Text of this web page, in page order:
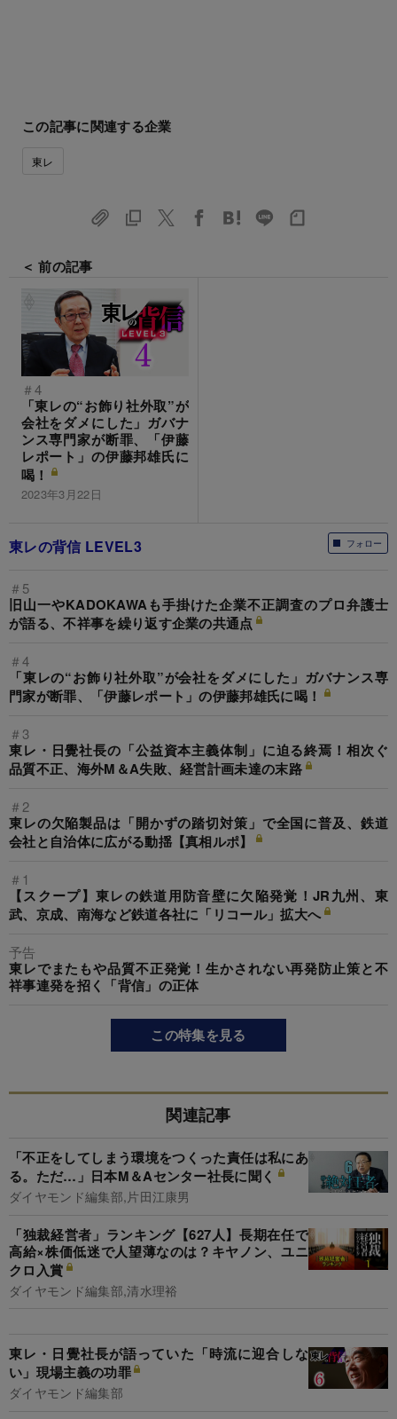
この記事に関連する企業
東レ
＜ 前の記事
＃4
「東レの“お飾り社外取”が
会社をダメにした」ガバナ
ンス専門家が断罪、「伊藤
レポート」の伊藤邦雄氏に
喝！
2023年3月22日
フォロー
東レの背信 LEVEL3
＃5
旧山一やKADOKAWAも手掛けた企業不正調査のプロ弁護士
が語る、不祥事を繰り返す企業の共通点
＃4
「東レの“お飾り社外取”が会社をダメにした」ガバナンス専
門家が断罪、「伊藤レポート」の伊藤邦雄氏に喝！
＃3
東レ・日覺社長の「公益資本主義体制」に迫る終焉！相次ぐ
品質不正、海外M＆A失敗、経営計画未達の末路
＃2
東レの欠陥製品は「開かずの踏切対策」で全国に普及、鉄道
会社と自治体に広がる動揺【真相ルポ】
＃1
【スクープ】東レの鉄道用防音壁に欠陥発覚！JR九州、東
武、京成、南海など鉄道各社に「リコール」拡大へ
予告
東レでまたもや品質不正発覚！生かされない再発防止策と不
祥事連発を招く「背信」の正体
この特集を見る
関連記事
「不正をしてしまう環境をつくった責任は私にあ
る。ただ…」日本M＆Aセンター社長に聞く
ダイヤモンド編集部,片田江康男
「独裁経営者」ランキング【627人】長期在任で
高給×株価低迷で人望薄なのは？キヤノン、ユニ
クロ入賞
ダイヤモンド編集部,清水理裕
東レ・日覺社長が語っていた「時流に迎合しな
い」現場主義の功罪
ダイヤモンド編集部